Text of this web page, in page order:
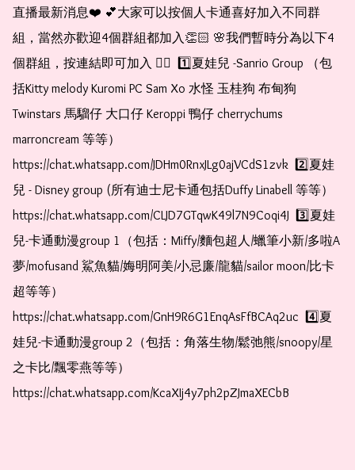
直播最新消息❤️ 💕大家可以按個人卡通喜好加入不同群
組，當然亦歡迎4個群組都加入👏🏻 🌸我們暫時分為以下4
個群組，按連結即可加入 👇🏻  1️⃣夏娃兒 -Sanrio Group （包
括Kitty melody Kuromi PC Sam Xo 水怪 玉桂狗 布甸狗
Twinstars 馬騮仔 大口仔 Keroppi 鴨仔 cherrychums
marroncream 等等）
https://chat.whatsapp.com/JDHm0RnxJLg0ajVCdS1zvk  2️⃣夏娃
兒 - Disney group (所有迪士尼卡通包括Duffy Linabell 等等）
https://chat.whatsapp.com/CLJD7GTqwK49l7N9Coqi4J  3️⃣夏娃
兒-卡通動漫group 1（包括：Miffy/麵包超人/蠟筆小新/多啦A
夢/mofusand 鯊魚貓/娒明阿美/小忌廉/龍貓/sailor moon/比卡
超等等）
https://chat.whatsapp.com/GnH9R6G1EnqAsFfBCAq2uc  4️⃣夏
娃兒-卡通動漫group 2（包括：角落生物/鬆弛熊/snoopy/星
之卡比/飄零燕等等）
https://chat.whatsapp.com/KcaXIj4y7ph2pZJmaXECbB